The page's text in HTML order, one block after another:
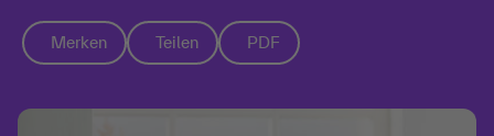
Merken Teilen PDF